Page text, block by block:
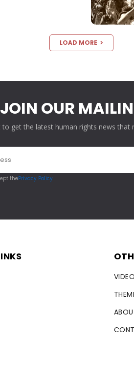
LOAD MORE
JOIN OUR
to get the latest human rights news
thePrivacy Policy